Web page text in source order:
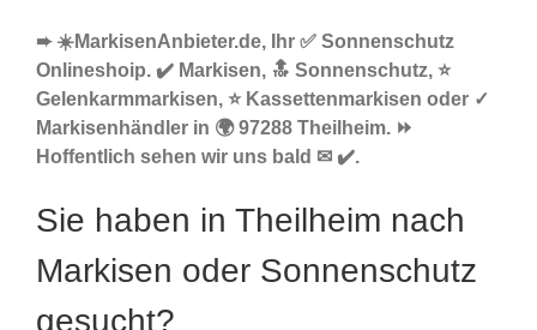
➨ ☀️MarkisenAnbieter.de, Ihr ✅ Sonnenschutz
Onlineshoip. ✔️ Markisen, 🔝 Sonnenschutz, ⭐
Gelenkarmmarkisen, ⭐ Kassettenmarkisen oder ✓
Markisenhändler in 🌍 97288 Theilheim. ⏩
Hoffentlich sehen wir uns bald ✉ ✔️.
Sie haben in Theilheim nach
Markisen oder Sonnenschutz
gesucht?